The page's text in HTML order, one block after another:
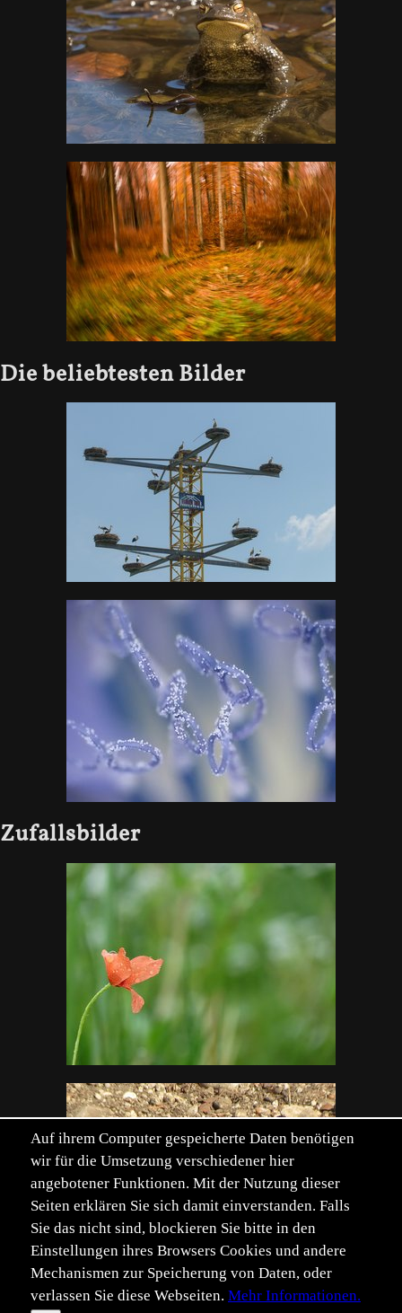
Die beliebtesten Bilder
Zufallsbilder
Auf ihrem Computer gespeicherte Daten benötigen
wir für die Umsetzung verschiedener hier
angebotener Funktionen. Mit der Nutzung dieser
Seiten erklären Sie sich damit einverstanden. Falls
Sie das nicht sind, blockieren Sie bitte in den
Einstellungen ihres Browsers Cookies und andere
Mechanismen zur Speicherung von Daten, oder
verlassen Sie diese Webseiten. Mehr Informationen.